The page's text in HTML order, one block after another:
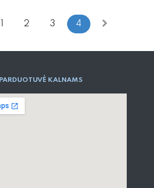
2 3 4
PARD​UOTUVĖ​ KALNAMS